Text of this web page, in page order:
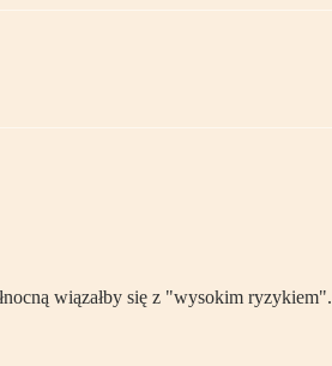
wiązałby się z "wysokim ryzykiem".